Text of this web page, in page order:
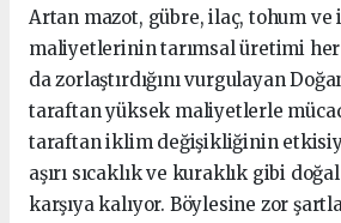
Artan mazot, gübre, ilaç, tohum ve
maliyetlerinin tarımsal üretimi
da zorlaştırdığını vurgulayan
taraftan yüksek maliyetlerle
taraftan iklim değişikliğinin
aşırı sıcaklık ve kuraklık gibi
karşıya kalıyor. Böylesine zor